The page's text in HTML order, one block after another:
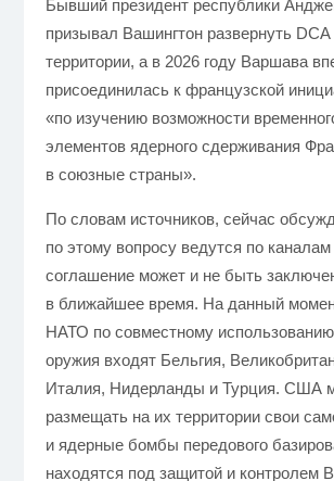
Бывший президент республики
призывал Вашингтон развернуть DCA
территории, а в 2026 году Варшава
присоединилась к французской
«по изучению возможности
элементов ядерного сдерживания
в союзные страны».
По словам источников, сейчас
по этому вопросу ведутся по
соглашение может и не быть
в ближайшее время. На данный
НАТО по совместному использованию
оружия входят Бельгия,
Италия, Нидерланды и Турция. США
размещать на их территории свои
и ядерные бомбы передового
находятся под защитой и контролем